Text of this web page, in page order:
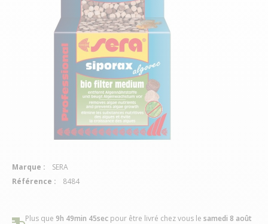
Plus que 9h 49min 45sec pour être livré chez vous le samedi 8 août
Marque :
SERA
Référence :
8484